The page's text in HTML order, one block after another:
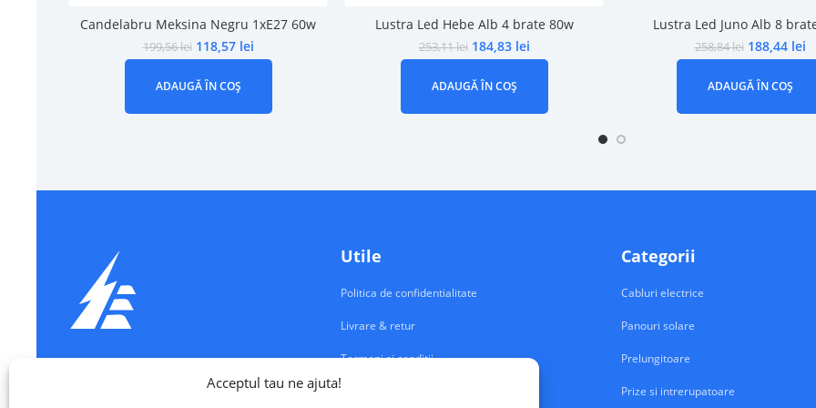
Acceptul tau ne ajuta!
Candelabru Meksina Negru 1xE27 60w
199,56lei 118,57 lei
ADAUGĂ ÎN COȘ
Lustra Led Hebe Alb 4 brate 80w
253,11lei 184,83 lei
ADAUGĂ ÎN COȘ
Lustra Led Juno Alb 8
258,84lei 188,44 lei
ADAUGĂ ÎN COȘ
Echipamente Electrice
Utile
Politica de confidentialitate
Livrare & retur
Termeni si conditii
Contul meu
Categorii
Cabluri electrice
Panouri solare
Prelungitoare
Prize si intrerupatoare